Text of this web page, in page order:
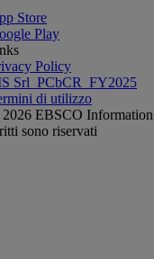
Store
Play
Policy
Srl_PCbCR_FY2025
di utilizzo
EBSCO Information
sono riservati